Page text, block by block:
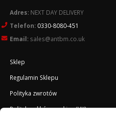
Adres: NEXT DAY DELIVERY
Telefon: 0330-8080-451
Email: sales@antbm.co.uk
Sklep
Regulamin Sklepu
Polityka zwrotów
Polityka plików cookies (UK)